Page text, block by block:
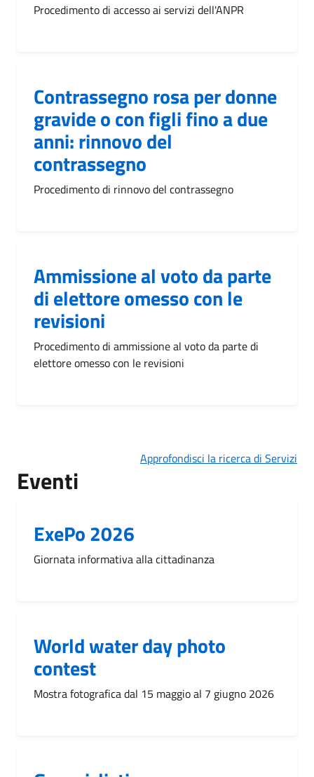
Procedimento di accesso ai servizi dell'ANPR
Contrassegno rosa per donne
gravide o con figli fino a due
anni: rinnovo del
contrassegno
Procedimento di rinnovo del contrassegno
Ammissione al voto da parte
di elettore omesso con le
revisioni
Procedimento di ammissione al voto da parte di
elettore omesso con le revisioni
Approfondisci la ricerca di Servizi
Eventi
ExePo 2026
Giornata informativa alla cittadinanza
World water day photo
contest
Mostra fotografica dal 15 maggio al 7 giugno 2026